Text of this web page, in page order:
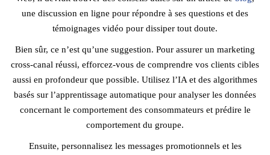
une discussion en ligne pour répondre à ses questions et des
témoignages vidéo pour dissiper tout doute.
Bien sûr, ce n’est qu’une suggestion. Pour assurer un marketing
cross-canal réussi, efforcez-vous de comprendre vos clients cibles
aussi en profondeur que possible. Utilisez l’IA et des algorithmes
basés sur l’apprentissage automatique pour analyser les données
concernant le comportement des consommateurs et prédire le
comportement du groupe.
Ensuite, personnalisez les messages promotionnels et les